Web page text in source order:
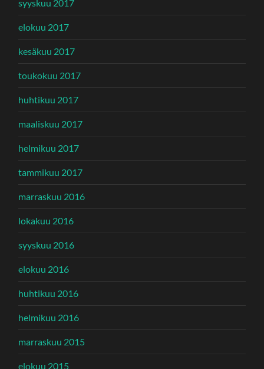
syyskuu 2017
elokuu 2017
kesäkuu 2017
toukokuu 2017
huhtikuu 2017
maaliskuu 2017
helmikuu 2017
tammikuu 2017
marraskuu 2016
lokakuu 2016
syyskuu 2016
elokuu 2016
huhtikuu 2016
helmikuu 2016
marraskuu 2015
elokuu 2015